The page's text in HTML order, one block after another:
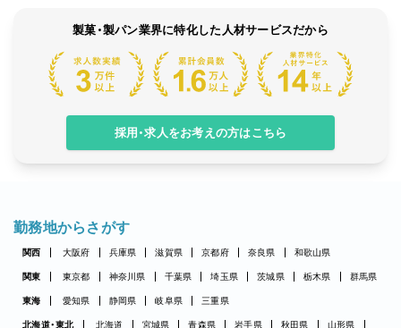
製菓・製パン業界に特化した人材サービスだから
採用・求人をお考えの方はこちら
勤務地からさがす
関西 大阪府 兵庫県 滋賀県 京都府 奈良県 和歌山県
関東 東京都 神奈川県 千葉県 埼玉県 茨城県 栃木県 群馬県
東海 愛知県 静岡県 岐阜県 三重県
北海道・東北 北海道 宮城県 青森県 岩手県 秋田県
山形県